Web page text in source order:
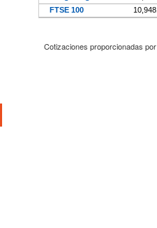
Cotizaciones proporcionadas por